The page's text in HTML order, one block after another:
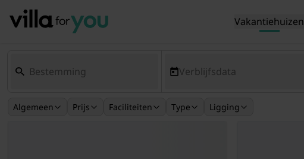
Vakantiehuizen
Verblijfsdata
Algemeen Prijs Faciliteiten Type Ligging